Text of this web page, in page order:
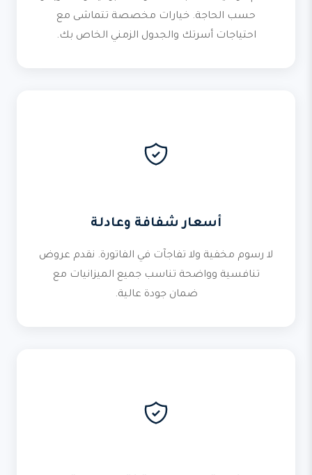
حسب الحاجة. خيارات مخصصة تتماشى مع
احتياجات أسرتك والجدول الزمني الخاص بك.
أسعار شفافة وعادلة
لا رسوم مخفية ولا تفاجآت في الفاتورة. نقدم عروض
تنافسية وواضحة تناسب جميع الميزانيات مع
ضمان جودة عالية.